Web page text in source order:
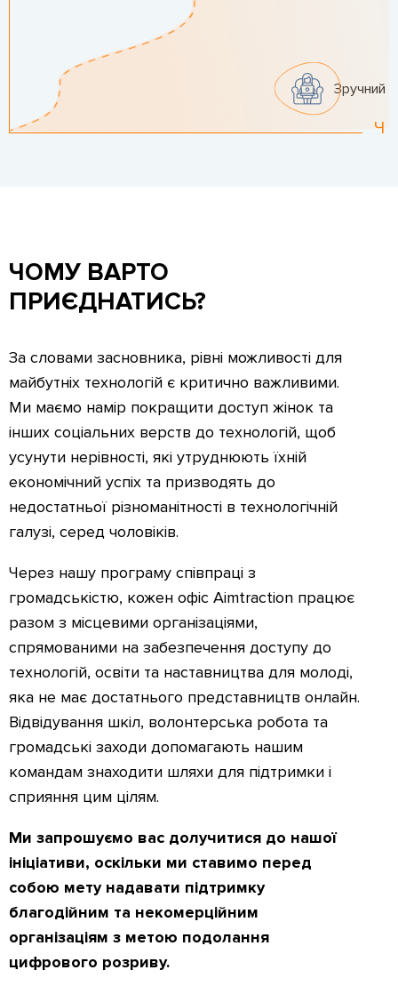
Ч
Зручний
ЧОМУ ВАРТО
ПРИЄДНАТИСЬ?
За словами засновника, рівні можливості для
майбутніх технологій є критично важливими.
Ми маємо намір покращити доступ жінок та
інших соціальних верств до технологій, щоб
усунути нерівності, які утруднюють їхній
економічний успіх та призводять до
недостатньої різноманітності в технологічній
галузі, серед чоловіків.
Через нашу програму співпраці з
громадськістю, кожен офіс Aimtraction працює
разом з місцевими організаціями,
спрямованими на забезпечення доступу до
технологій, освіти та наставництва для молоді,
яка не має достатнього представництв онлайн.
Відвідування шкіл, волонтерська робота та
громадські заходи допомагають нашим
командам знаходити шляхи для підтримки і
сприяння цим цілям.
Ми запрошуємо вас долучитися до нашої
ініціативи, оскільки ми ставимо перед
собою мету надавати підтримку
благодійним та некомерційним
організаціям з метою подолання
цифрового розриву.